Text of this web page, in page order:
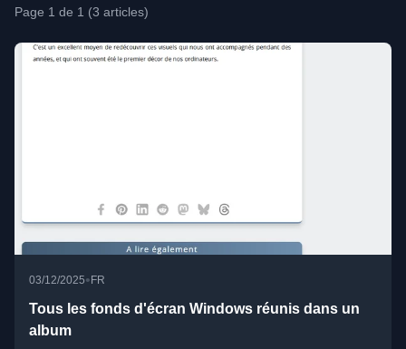
Page 1 de 1 (3 articles)
03/12/2025• FR
Tous les fonds d'écran Windows réunis dans un
album